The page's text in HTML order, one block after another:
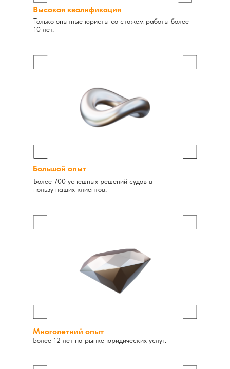
Многолетний опыт
Более 12 лет на рынке юридических услуг.
Высокая квалификация
Только опытные юристы со стажем работы более
10 лет.
Большой опыт
Более 700 успешных решений судов в
пользу наших клиентов.